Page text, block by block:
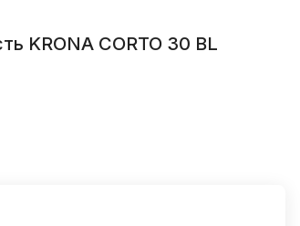
KRONA CORTO 30 BL